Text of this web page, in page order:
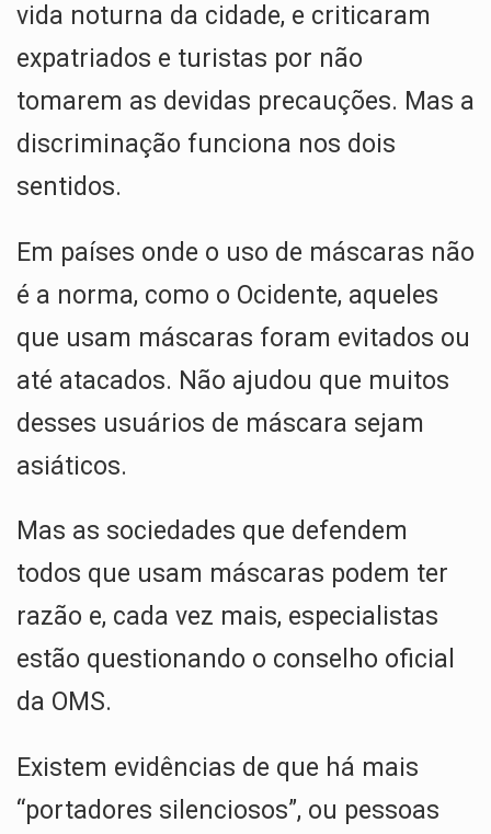
vida noturna da cidade, e criticaram
expatriados e turistas por não
tomarem as devidas precauções. Mas a
discriminação funciona nos dois
sentidos.
Em países onde o uso de máscaras não
é a norma, como o Ocidente, aqueles
que usam máscaras foram evitados ou
até atacados. Não ajudou que muitos
desses usuários de máscara sejam
asiáticos.
Mas as sociedades que defendem
todos que usam máscaras podem ter
razão e, cada vez mais, especialistas
estão questionando o conselho oficial
da OMS.
Existem evidências de que há mais
“portadores silenciosos”, ou pessoas